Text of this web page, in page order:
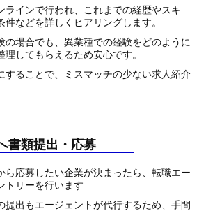
ラインで行われ、これまでの経歴やスキ
件などを詳しくヒアリングします。
の場合でも、異業種での経験をどのように
してもらえるため安心です。
することで、ミスマッチの少ない求人紹介
へ書類提出・応募
ら応募したい企業が決まったら、転職エー
トリーを行います
提出もエージェントが代行するため、手間